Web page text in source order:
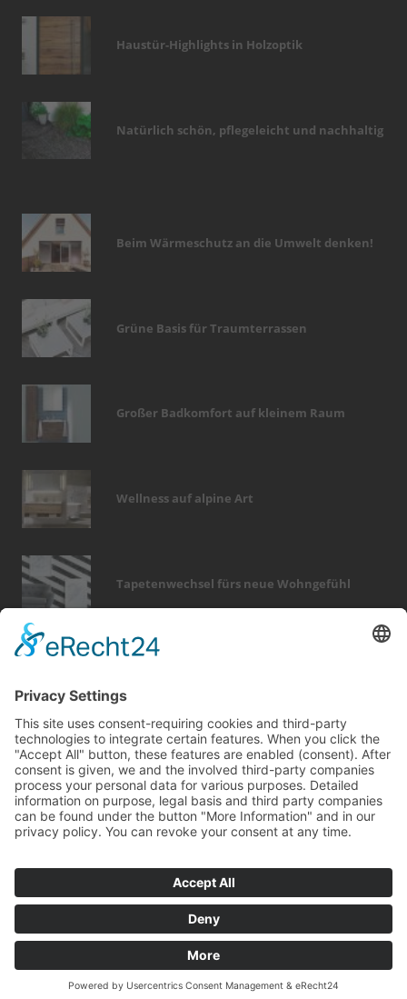
Haustür-Highlights in Holzoptik
Natürlich schön, pflegeleicht und nachhaltig
Beim Wärmeschutz an die Umwelt denken!
Grüne Basis für Traumterrassen
Großer Badkomfort auf kleinem Raum
Wellness auf alpine Art
Tapetenwechsel fürs neue Wohngefühl
türen dämmung wellness hausbau
sanieren
sicherheit
photovoltaik kamin
wärme
rund ums haus
modernisieren keller
wintergarten
elektro
feuer outdoor zaun
beratung
© Copyrightmvc.medien
Impressum